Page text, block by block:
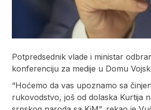
Potpredsednik vlade i ministar
konferenciju za medije u Domu
“Hoćemo da vas upoznamo sa
rukovodstvo, još od dolaska Kurtija